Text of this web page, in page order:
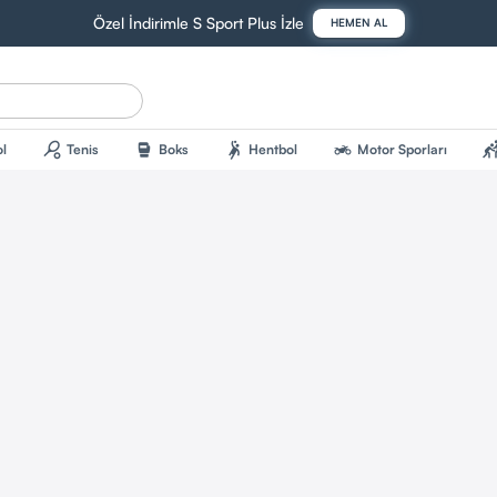
Özel İndirimle S Sport Plus İzle HEMEN AL
sports_tennis Tenis sports_mma Boks sports_handball Hentbol two_wheeler Motor Sporları